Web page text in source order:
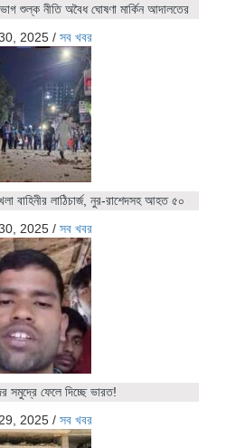
শুল্ক নীতি অবৈধ ঘোষণা মার্কিন আদালতের
2025 / সব খবর
বাহিনীর লাঠিচার্জ, নুর-রাশেদসহ আহত ৫০
2025 / সব খবর
সমুদ্রে ফেলে দিচ্ছে ভারত!
2025 / সব খবর